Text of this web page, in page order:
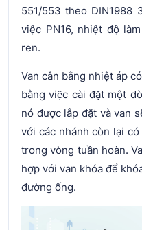
551/553 theo DIN1988
việc PN16, nhiệt độ
ren.
Van cân bằng nhiệt áp
bằng việc cài đặt một
nó được lắp đặt và van
với các nhánh còn lại
trong vòng tuần hoàn.
hợp với van khóa để
đường ống.